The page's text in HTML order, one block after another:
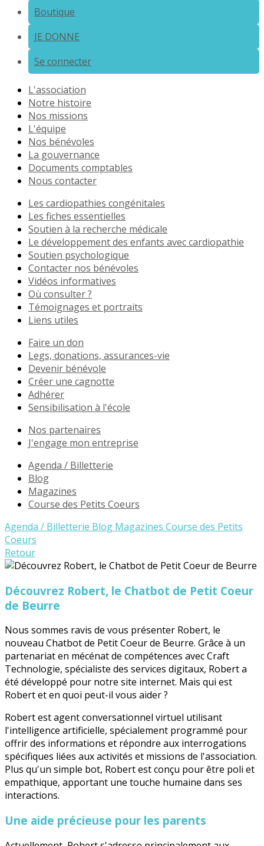
Boutique
JE DONNE
Se connecter
L'association
Notre histoire
Nos missions
L'équipe
Nos bénévoles
La gouvernance
Documents comptables
Nous contacter
Les cardiopathies congénitales
Les fiches essentielles
Soutien à la recherche médicale
Le développement des enfants avec cardiopathie
Soutien psychologique
Contacter nos bénévoles
Vidéos informatives
Où consulter ?
Témoignages et portraits
Liens utiles
Faire un don
Legs, donations, assurances-vie
Devenir bénévole
Créer une cagnotte
Adhérer
Sensibilisation à l'école
Nos partenaires
J'engage mon entreprise
Agenda / Billetterie
Blog
Magazines
Course des Petits Coeurs
Agenda / Billetterie Blog Magazines Course des Petits
Coeurs
Retour
Découvrez Robert, le Chatbot de Petit Coeur
de Beurre
Nous sommes ravis de vous présenter Robert, le
nouveau Chatbot de Petit Coeur de Beurre. Grâce à un
partenariat en mécénat de compétences avec Craft
Technologie, spécialiste des services digitaux, Robert a
été développé pour notre site internet. Mais qui est
Robert et en quoi peut-il vous aider ?
Robert est agent conversationnel virtuel utilisant
l'intelligence artificielle, spécialement programmé pour
offrir des informations et répondre aux interrogations
spécifiques liées aux activités et missions de l'association.
Plus qu'un simple bot, Robert est conçu pour être poli et
empathique, apportant une touche humaine dans ses
interactions.
Une aide précieuse pour les parents